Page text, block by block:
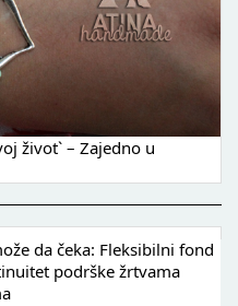
život` – Zajedno u
da čeka: Fleksibilni fond
podrške žrtvama